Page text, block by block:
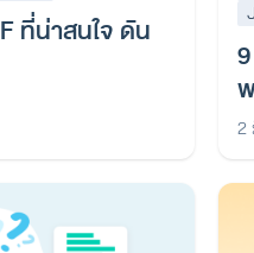
ที่น่าสนใจ ดัน
2